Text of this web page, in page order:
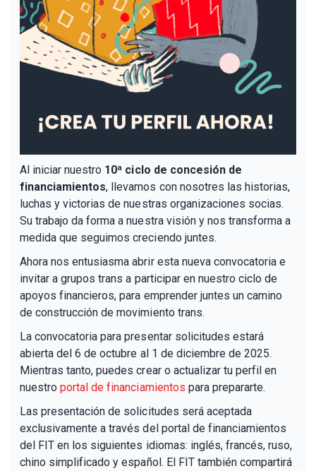
Al iniciar nuestro 10ª ciclo de concesión de
financiamientos, llevamos con nosotres las historias,
luchas y victorias de nuestras organizaciones socias.
Su trabajo da forma a nuestra visión y nos transforma a
medida que seguimos creciendo juntes.
Ahora nos entusiasma abrir esta nueva convocatoria e
invitar a grupos trans a participar en nuestro ciclo de
apoyos financieros, para emprender juntes un camino
de construcción de movimiento trans.
La convocatoria para presentar solicitudes estará
abierta del 6 de octubre al 1 de diciembre de 2025.
Mientras tanto, puedes crear o actualizar tu perfil en
nuestroportal de financiamientos para prepararte.
Las presentación de solicitudes será aceptada
exclusivamente a través del portal de financiamientos
del FIT en los siguientes idiomas: inglés, francés, ruso,
chino simplificado y español. El FIT también compartirá